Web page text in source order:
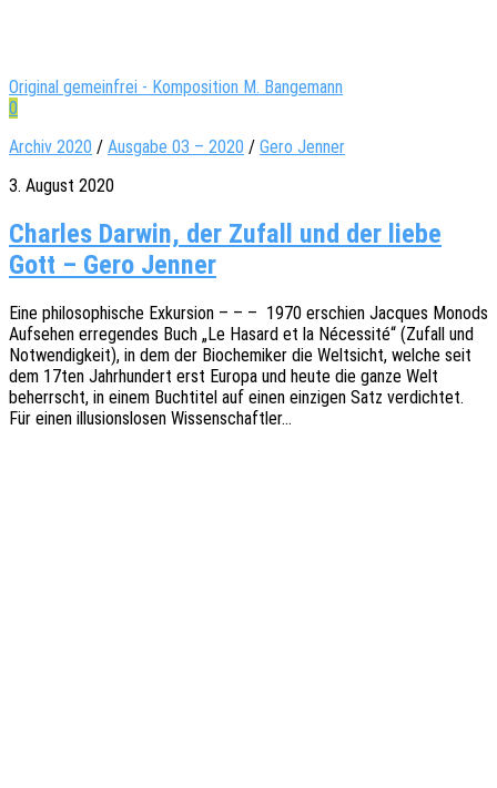
Original gemeinfrei - Komposition M. Bangemann
0
Archiv 2020 / Ausgabe 03 – 2020 / Gero Jenner
3. August 2020
Charles Darwin, der Zufall und der liebe
Gott – Gero Jenner
Eine philo­so­phi­sche Exkur­si­on – – – 1970 erschien Jacques Monods
Aufse­hen erre­gen­des Buch „Le Hasard et la Néces­si­té“ (Zufall und
Notwen­dig­keit), in dem der Bioche­mi­ker die Welt­sicht, welche seit
dem 17ten Jahr­hun­dert erst Europa und heute die ganze Welt
beherrscht, in einem Buch­ti­tel auf einen einzi­gen Satz verdich­tet.
Für einen illu­si­ons­lo­sen Wissenschaftler…